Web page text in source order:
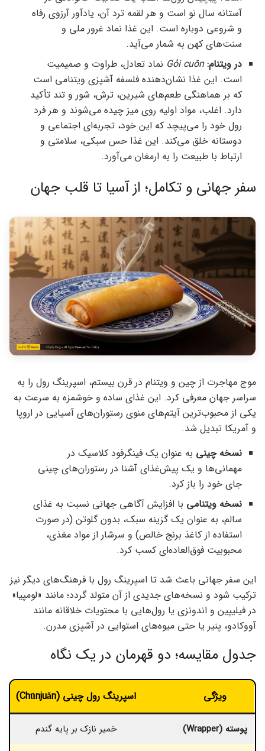
آستانه سال نو است و هر لقمه ترد آن، یادآور آرزوی رفاه
و شروعی دوباره است. این غذا نماد غرور ملی و
سنت‌های کهن به شمار می‌آید.
در ویتنام: Gỏi cuốn نماد تعادل، طراوت و صمیمیت
است. این غذا نشان‌دهنده فلسفه آشپزی ویتنامی است
که بر هماهنگی طعم‌های شیرین، ترش، شور و تند تأکید
دارد. اغلب، مواد اولیه روی میز چیده می‌شوند و هر فرد
رول خود را می‌پیچد که این خود، تجربه‌ای اجتماعی و
دوستانه خلق می‌کند. این غذا حس سبکی، سلامتی و
ارتباط با طبیعت را به ارمغان می‌آورد.
سفر جهانی و تکامل؛ از آسیا تا قلب جهان
موج مهاجرت از چین و ویتنام در قرن بیستم، اسپرینگ رول را به
سراسر جهان معرفی کرد. این غذای ساده و خوشمزه به سرعت به
یکی از محبوب‌ترین آیتم‌های منوی رستوران‌های آسیایی در اروپا
و آمریکا تبدیل شد.
نسخه چینی به عنوان یک فینگرفود کلاسیک در
مهمانی‌ها و یک پیش‌غذای آشنا در رستوران‌های چینی
جای خود را باز کرد.
نسخه ویتنامی با افزایش آگاهی جهانی نسبت به غذای
سالم، به عنوان یک گزینه سبک، بدون گلوتن (در صورت
استفاده از کاغذ برنج خالص) و سرشار از مواد مغذی،
محبوبیت فوق‌العاده‌ای کسب کرد.
این سفر جهانی باعث شد تا اسپرینگ رول با فرهنگ‌های دیگر نیز
ترکیب شود و نسخه‌های جدیدی از آن متولد گردد؛ مانند «لومپیا»
در فیلیپین و اندونزی یا رول‌هایی با محتویات خلاقانه مانند
آووکادو، پنیر یا حتی میوه‌های استوایی در آشپزی مدرن.
جدول مقایسه؛ دو قهرمان در یک نگاه
ویژگی اسپرینگ رول چینی (Chūnjuǎn)
پوسته (Wrapper) خمیر نازک بر پایه گندم